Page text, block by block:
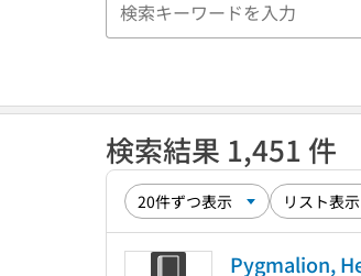
検索結果 1,451 件
Pygmalion,